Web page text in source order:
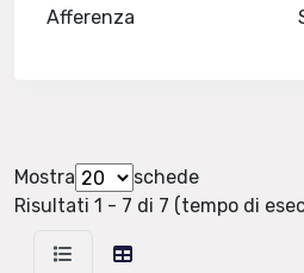
Afferenza
Mostra
schede
Risultati 1 - 7 di 7 (tempo di